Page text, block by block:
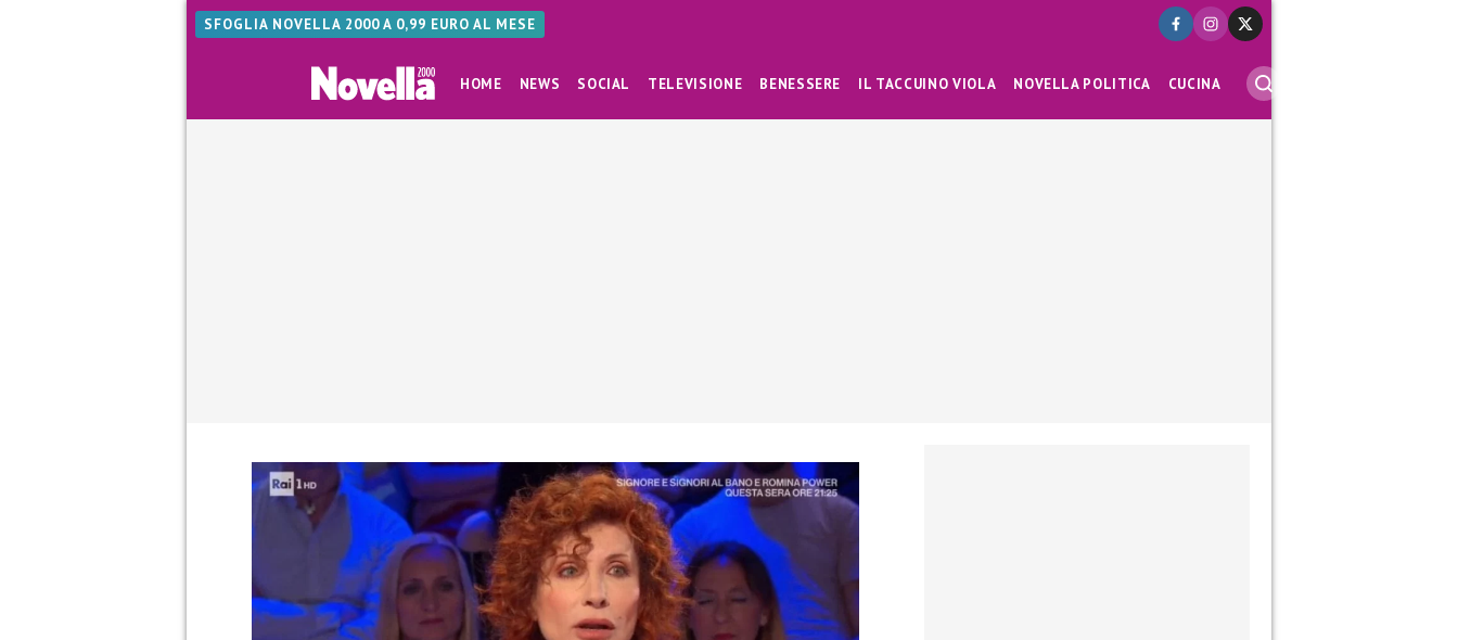
SFOGLIA NOVELLA 2000 A 0,99 EURO AL MESE
HOME NEWS SOCIAL TELEVISIONE BENESSERE IL TACCUINO VIOLA NOVELLA POLITICA CUCINA